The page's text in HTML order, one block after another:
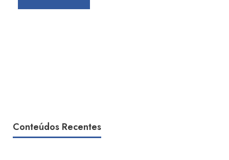
Conteúdos Recentes